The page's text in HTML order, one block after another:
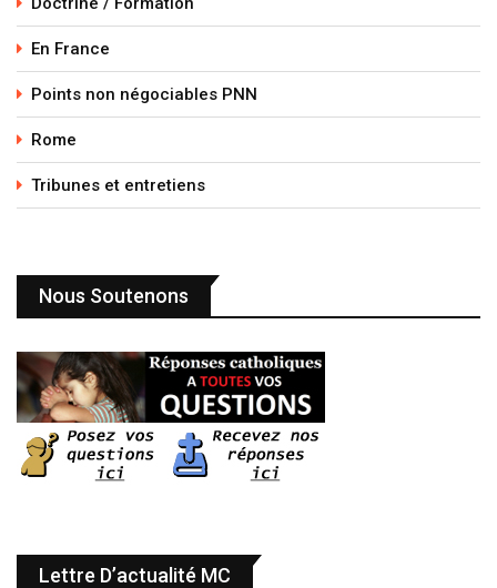
En France
Points non négociables PNN
Rome
Tribunes et entretiens
Nous Soutenons
Lettre D’actualité MC